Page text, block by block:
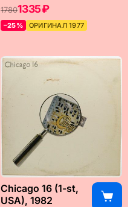
17801335 ₽
–25% ОРИГИНАЛ 1977
Chicago 16 (1-st,
USA), 1982